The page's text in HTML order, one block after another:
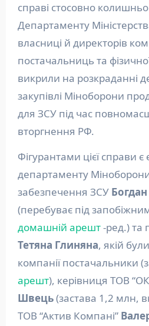
справі стосовно
Департаменту
власниці й директорів
постачальниць та
викрили на розкраданні
закупівлі Міноборони
для ЗСУ під час
вторгнення РФ.
Фігурантами цієї справи
департаменту
забезпечення ЗСУ
(перебуває під
домашній арешт-ред.) та
Тетяна Глиняна, якій
компанії постачальники
арешт), керівниця ТОВ
Швець(застава 1,2 млн,
ТОВ “Актив Компані”